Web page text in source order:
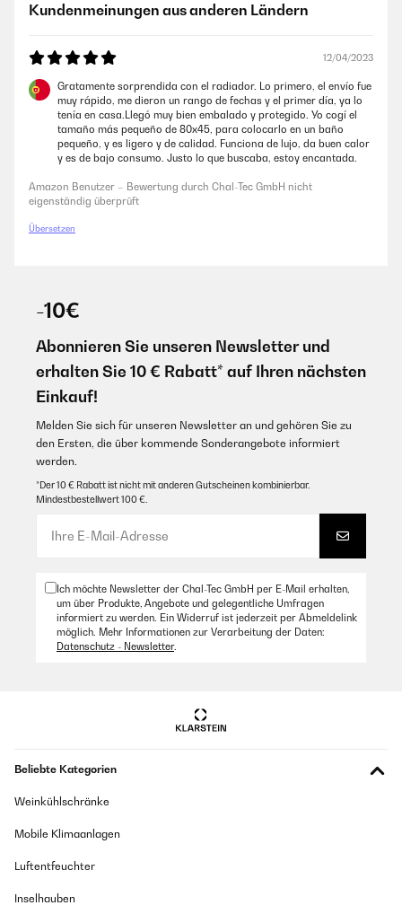
benötigen. Die Installation durch einen befreundetet Fachmann hat
im Bad und ist sehr kompakt.
Amazon Benutzer – Bewertung durch Chal-Tec GmbH nicht
eigenständig überprüft
12/04/2023
Kratz und stoßfest.Angeschlossen ist der Heizkörper relativ
schnell.Klasse Ergänzung für unsere Handtücher, nun haben diese
vorgewärmt! ️
Kundenmeinungen aus anderen Ländern
12/04/2023
Gratamente sorprendida con el radiador. Lo primero, el envío fue
muy rápido, me dieron un rango de fechas y el primer día, ya lo
tenía en casa.Llegó muy bien embalado y protegido. Yo cogí el
tamaño más pequeño de 80x45, para colocarlo en un baño
pequeño, y es ligero y de calidad. Funciona de lujo, da buen calor
y es de bajo consumo. Justo lo que buscaba, estoy encantada.
Amazon Benutzer – Bewertung durch Chal-Tec GmbH nicht
eigenständig überprüft
Übersetzen
-10€
Abonnieren Sie unseren Newsletter und
erhalten Sie 10 € Rabatt* auf Ihren nächsten
Einkauf!
Melden Sie sich für unseren Newsletter an und gehören Sie zu
den Ersten, die über kommende Sonderangebote informiert
werden.
*Der 10 € Rabatt ist nicht mit anderen Gutscheinen kombinierbar.
Mindestbestellwert 100 €.
Ich möchte Newsletter der Chal-Tec GmbH per E-Mail erhalten,
um über Produkte, Angebote und gelegentliche Umfragen
informiert zu werden. Ein Widerruf ist jederzeit per Abmeldelink
möglich. Mehr Informationen zur Verarbeitung der Daten:
Datenschutz - Newsletter.
Beliebte Kategorien
Weinkühlschränke
Mobile Klimaanlagen
Luftentfeuchter
Inselhauben